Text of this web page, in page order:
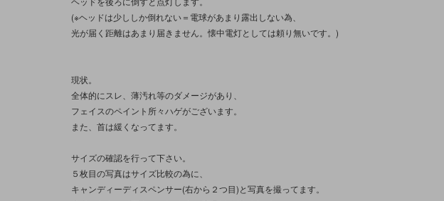
(※ヘッドは少ししか倒れない＝電球があまり露出しない為、
光が届く距離はあまり届きません。懐中電灯としては頼り無いです。)
現状。
全体的にスレ、薄汚れ等のダメージがあり、
フェイスのペイント所々ハゲがございます。
また、首は緩くなってます。
サイズの確認を行って下さい。
５枚目の写真はサイズ比較の為に、
キャンディーディスペンサー(右から２つ目)と写真を撮ってます。